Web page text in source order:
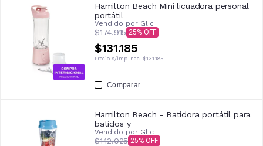
Hamilton Beach Mini licuadora personal
portátil
Vendido por Glic
$174.915 25
$131.185
Precio s/imp. nac. $131.185
Comparar
Hamilton Beach - Batidora portátil para
batidos y
Vendido por Glic
$142.025 25